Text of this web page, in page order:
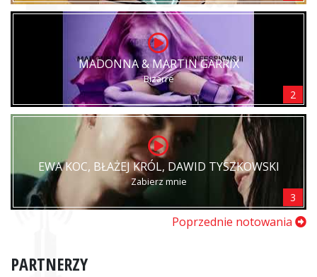
MADONNA & MARTIN GARRIX
Bizarre
2
EWA KOC, BŁAŻEJ KRÓL, DAWID TYSZKOWSKI
Zabierz mnie
3
Poprzednie notowania
PARTNERZY